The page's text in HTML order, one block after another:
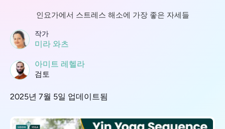
인요가에서 스트레스 해소에 가장 좋은 자세들
작가
미라 와츠
아미트 레헬라
검토
2025년 7월 5일 업데이트됨